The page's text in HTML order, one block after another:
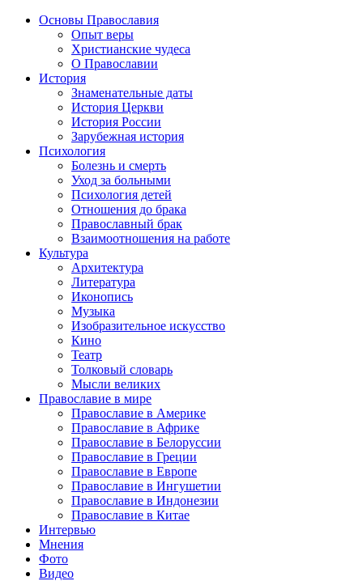
Основы Православия
Опыт веры
Христианские чудеса
О Православии
История
Знаменательные даты
История Церкви
История России
Зарубежная история
Психология
Болезнь и смерть
Уход за больными
Психология детей
Отношения до брака
Православный брак
Взаимоотношения на работе
Культура
Архитектура
Литература
Иконопись
Музыка
Изобразительное искусство
Кино
Театр
Толковый словарь
Мысли великих
Православие в мире
Православие в Америке
Православие в Африке
Православие в Белоруссии
Православие в Греции
Православие в Европе
Православие в Ингушетии
Православие в Индонезии
Православие в Китае
Интервью
Мнения
Фото
Видео